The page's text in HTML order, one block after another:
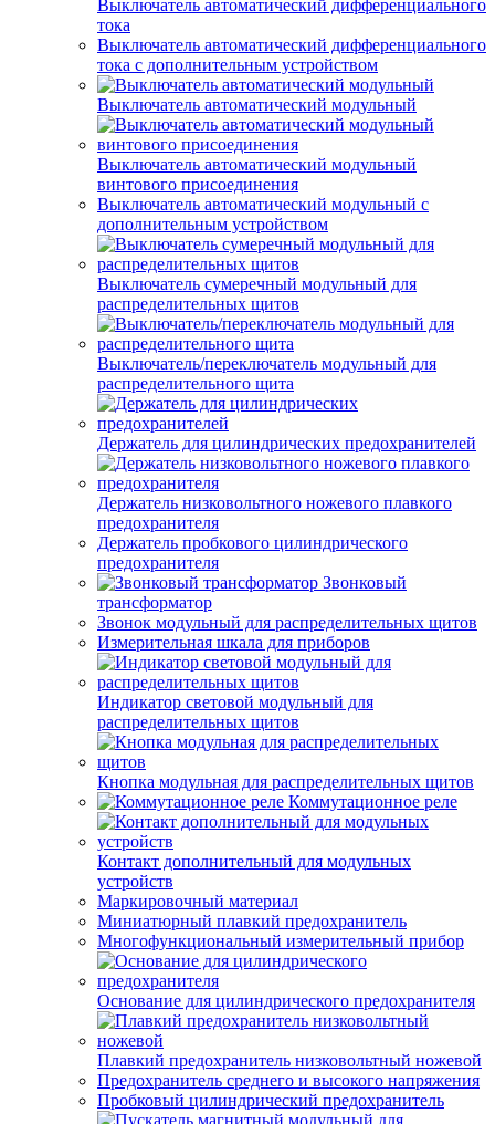
Выключатель автоматический дифференциального
тока
Выключатель автоматический дифференциального
тока с дополнительным устройством
Выключатель автоматический модульный
Выключатель автоматический модульный
винтового присоединения
Выключатель автоматический модульный с
дополнительным устройством
Выключатель сумеречный модульный для
распределительных щитов
Выключатель/переключатель модульный для
распределительного щита
Держатель для цилиндрических предохранителей
Держатель низковольтного ножевого плавкого
предохранителя
Держатель пробкового цилиндрического
предохранителя
Звонковый
трансформатор
Звонок модульный для распределительных щитов
Измерительная шкала для приборов
Индикатор световой модульный для
распределительных щитов
Кнопка модульная для распределительных щитов
Коммутационное реле
Контакт дополнительный для модульных
устройств
Маркировочный материал
Миниатюрный плавкий предохранитель
Многофункциональный измерительный прибор
Основание для цилиндрического предохранителя
Плавкий предохранитель низковольтный ножевой
Предохранитель среднего и высокого напряжения
Пробковый цилиндрический предохранитель